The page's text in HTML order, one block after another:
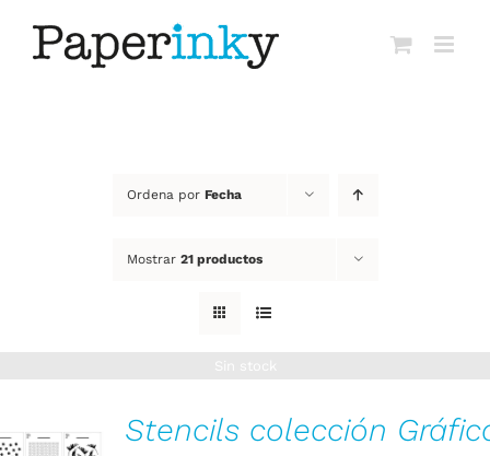
Ordena por Fecha
Mostrar 21 productos
Stencils colección